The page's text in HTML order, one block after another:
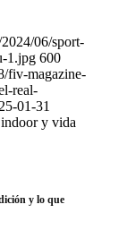
06/sport-
1.jpg 600
fiv-magazine-
real-
01-31
y vida
y lo que